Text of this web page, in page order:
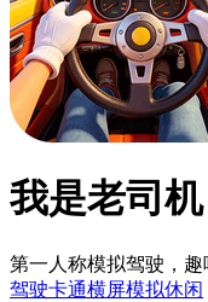
我是老司机
第一人称模拟驾驶，趣
驾驶卡通横屏模拟休闲